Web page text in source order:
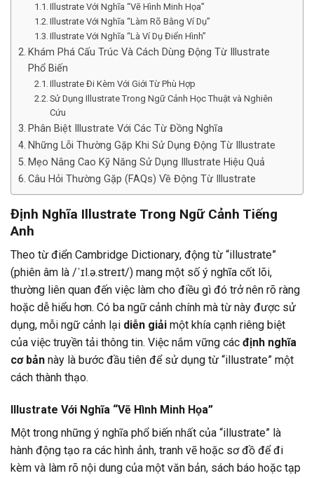
Illustrate Với Nghĩa “Vẽ Hình Minh Họa”
Illustrate Với Nghĩa “Làm Rõ Bằng Ví Dụ”
Illustrate Với Nghĩa “Là Ví Dụ Điển Hình”
Khám Phá Cấu Trúc Và Cách Dùng Động Từ Illustrate
Phổ Biến
Illustrate Đi Kèm Với Giới Từ Phù Hợp
Sử Dụng Illustrate Trong Ngữ Cảnh Học Thuật và Nghiên
Cứu
Phân Biệt Illustrate Với Các Từ Đồng Nghĩa
Những Lỗi Thường Gặp Khi Sử Dụng Động Từ Illustrate
Mẹo Nâng Cao Kỹ Năng Sử Dụng Illustrate Hiệu Quả
Câu Hỏi Thường Gặp (FAQs) Về Động Từ Illustrate
Định Nghĩa Illustrate Trong Ngữ Cảnh Tiếng
Anh
Theo từ điển Cambridge Dictionary, động từ “illustrate”
(phiên âm là /ˈɪl.ə.streɪt/) mang một số ý nghĩa cốt lõi,
thường liên quan đến việc làm cho điều gì đó trở nên rõ ràng
hoặc dễ hiểu hơn. Có ba ngữ cảnh chính mà từ này được sử
dụng, mỗi ngữ cảnh lại diễn giải một khía cạnh riêng biệt
của việc truyền tải thông tin. Việc nắm vững các định nghĩa
cơ bản này là bước đầu tiên để sử dụng từ “illustrate” một
cách thành thạo.
Illustrate Với Nghĩa “Vẽ Hình Minh Họa”
Một trong những ý nghĩa phổ biến nhất của “illustrate” là
hành động tạo ra các hình ảnh, tranh vẽ hoặc sơ đồ để đi
kèm và làm rõ nội dung của một văn bản, sách báo hoặc tạp